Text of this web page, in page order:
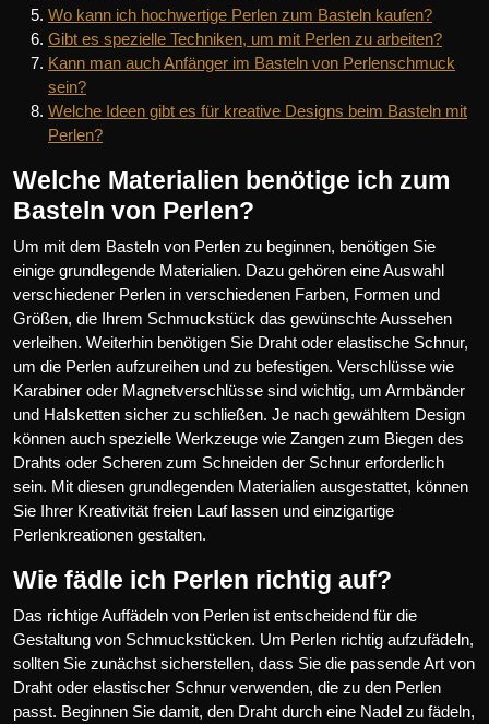
Wo kann ich hochwertige Perlen zum Basteln kaufen?
Gibt es spezielle Techniken, um mit Perlen zu arbeiten?
Kann man auch Anfänger im Basteln von Perlenschmuck
sein?
Welche Ideen gibt es für kreative Designs beim Basteln mit
Perlen?
Welche Materialien benötige ich zum
Basteln von Perlen?
Um mit dem Basteln von Perlen zu beginnen, benötigen Sie
einige grundlegende Materialien. Dazu gehören eine Auswahl
verschiedener Perlen in verschiedenen Farben, Formen und
Größen, die Ihrem Schmuckstück das gewünschte Aussehen
verleihen. Weiterhin benötigen Sie Draht oder elastische Schnur,
um die Perlen aufzureihen und zu befestigen. Verschlüsse wie
Karabiner oder Magnetverschlüsse sind wichtig, um Armbänder
und Halsketten sicher zu schließen. Je nach gewähltem Design
können auch spezielle Werkzeuge wie Zangen zum Biegen des
Drahts oder Scheren zum Schneiden der Schnur erforderlich
sein. Mit diesen grundlegenden Materialien ausgestattet, können
Sie Ihrer Kreativität freien Lauf lassen und einzigartige
Perlenkreationen gestalten.
Wie fädle ich Perlen richtig auf?
Das richtige Auffädeln von Perlen ist entscheidend für die
Gestaltung von Schmuckstücken. Um Perlen richtig aufzufädeln,
sollten Sie zunächst sicherstellen, dass Sie die passende Art von
Draht oder elastischer Schnur verwenden, die zu den Perlen
passt. Beginnen Sie damit, den Draht durch eine Nadel zu fädeln,